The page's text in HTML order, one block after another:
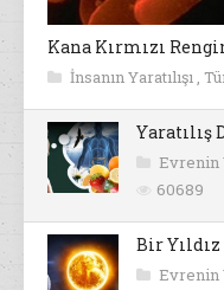
Kana Kırmızı
İnsanın Yaratılışı ,
Evrenin
60689
Bir Yıldız
Evrenin